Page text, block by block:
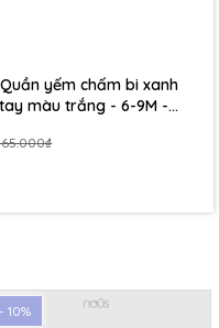
yếm chấm bi xanh
màu trắng - 6-9M -
- 10%